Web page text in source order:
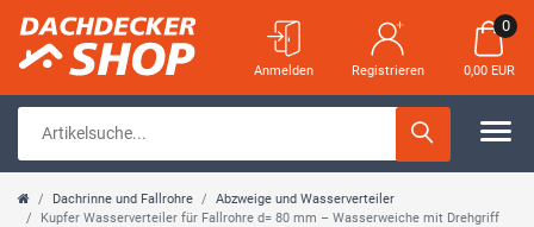
Anmelden Registrieren
0
0,00 EUR
Dachrinne und Fallrohre
Abzweige und Wasserverteiler
Kupfer Wasserverteiler für Fallrohre d= 80 mm – Wasserweiche mit Drehgriff